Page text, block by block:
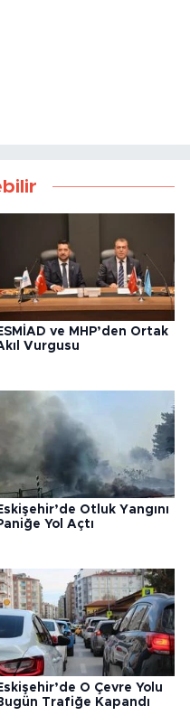
ve MHP’den Ortak
Vurgusu
Otluk Yangını
Yol Açtı
O Çevre Yolu
Trafiğe Kapandı